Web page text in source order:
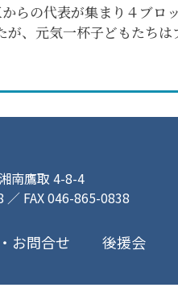
らの代表が集まり４ブロ
、元気一杯子どもたちは
南鷹取 4-8-4
FAX 046-865-0838
お問合せ 後援会